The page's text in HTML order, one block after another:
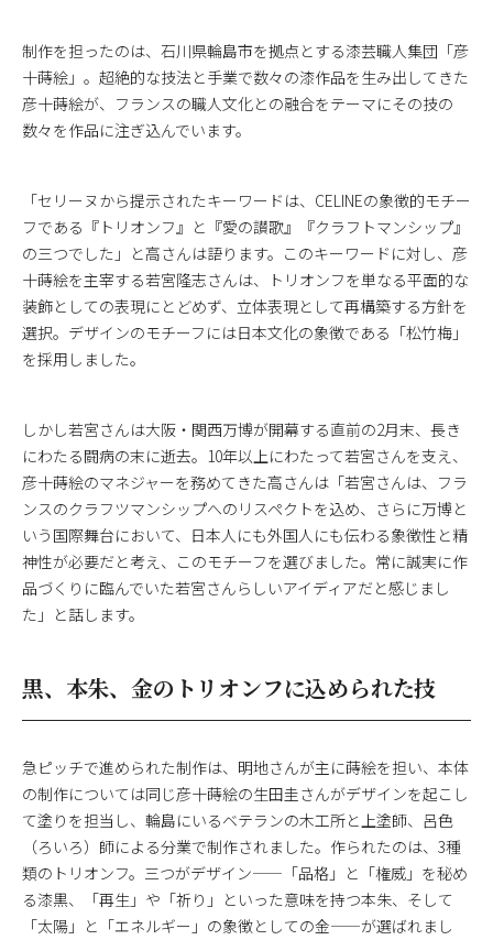
制作を担ったのは、石川県輪島市を拠点とする漆芸職人集団「彦
十蒔絵」。超絶的な技法と手業で数々の漆作品を生み出してきた
彦十蒔絵が、フランスの職人文化との融合をテーマにその技の
数々を作品に注ぎ込んでいます。
「セリーヌから提示されたキーワードは、CELINEの象徴的モチー
フである『トリオンフ』と『愛の讃歌』『クラフトマンシップ』
の三つでした」と高さんは語ります。このキーワードに対し、彦
十蒔絵を主宰する若宮隆志さんは、トリオンフを単なる平面的な
装飾としての表現にとどめず、立体表現として再構築する方針を
選択。デザインのモチーフには日本文化の象徴である「松竹梅」
を採用しました。
しかし若宮さんは大阪・関西万博が開幕する直前の2月末、長き
にわたる闘病の末に逝去。10年以上にわたって若宮さんを支え、
彦十蒔絵のマネジャーを務めてきた高さんは「若宮さんは、フラ
ンスのクラフツマンシップへのリスペクトを込め、さらに万博と
いう国際舞台において、日本人にも外国人にも伝わる象徴性と精
神性が必要だと考え、このモチーフを選びました。常に誠実に作
品づくりに臨んでいた若宮さんらしいアイディアだと感じまし
た」と話します。
黒、本朱、金のトリオンフに込められた技
急ピッチで進められた制作は、明地さんが主に蒔絵を担い、本体
の制作については同じ彦十蒔絵の生田圭さんがデザインを起こし
て塗りを担当し、輪島にいるベテランの木工所と上塗師、呂色
（ろいろ）師による分業で制作されました。作られたのは、3種
類のトリオンフ。三つがデザイン——「品格」と「権威」を秘め
る漆黒、「再生」や「祈り」といった意味を持つ本朱、そして
「太陽」と「エネルギー」の象徴としての金——が選ばれまし